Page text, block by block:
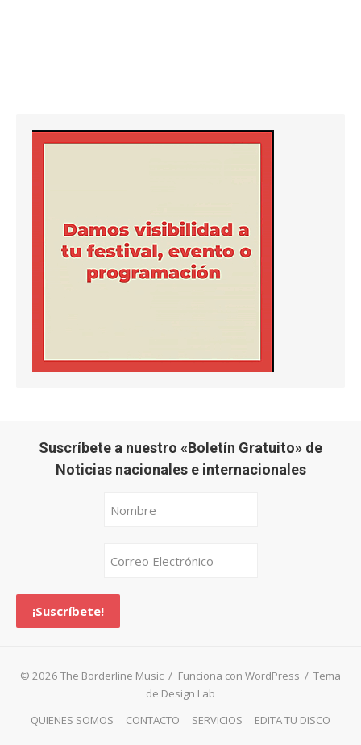
Suscríbete a nuestro «Boletín Gratuito» de
Noticias nacionales e internacionales
© 2026 The Borderline Music / Funciona con WordPress / Tema
de Design Lab
QUIENES SOMOS
CONTACTO SERVICIOS EDITA TU DISCO